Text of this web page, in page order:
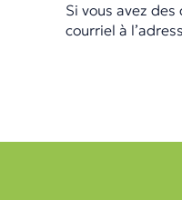
Si vous avez
courriel à